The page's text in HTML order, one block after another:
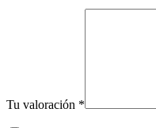
Tu valoración *